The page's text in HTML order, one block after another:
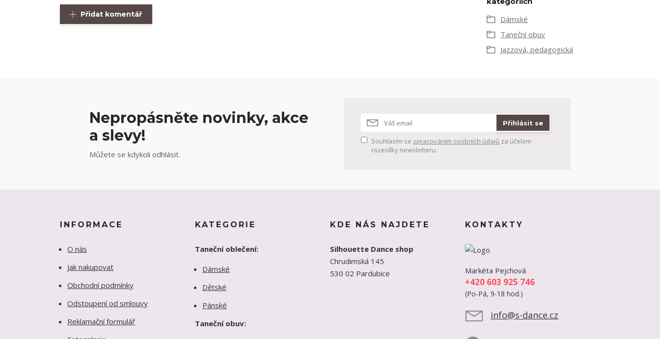
Přidat komentář
Dámské
Taneční obuv
Jazzová, pedagogická
Nepropásněte novinky, akce
a slevy!
Můžete se kdykoli odhlásit.
Přihlásit se
Souhlasím se zpracováním osobních údajů za účelem
rozesílky newsletteru.
INFORMACE
O nás
Jak nakupovat
Obchodní podmínky
Odstoupení od smlouvy
Reklamační formulář
KATEGORIE
Taneční oblečení:
Dámské
Dětské
Pánské
Taneční obuv:
KDE NÁS NAJDETE
Silhouette Dance shop
Chrudimská 145
530 02 Pardubice
KONTAKTY
Markéta Pejchová
+420 603 925 746
(Po-Pá, 9-18 hod.)
info@s-dance.cz